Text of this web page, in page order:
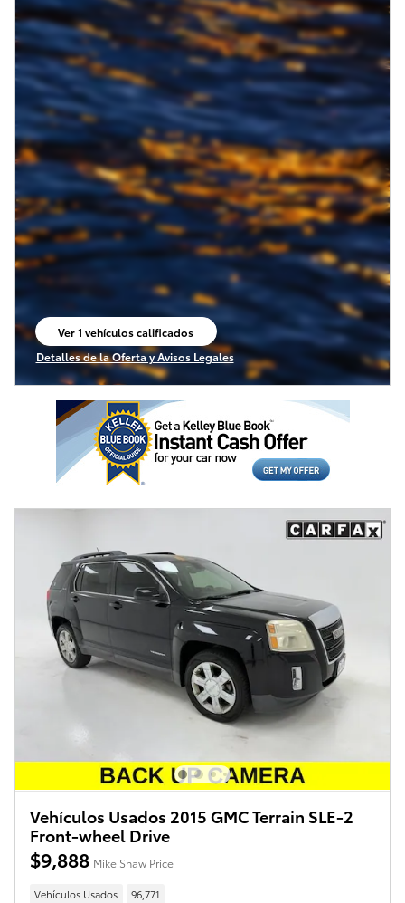
Ver 1 vehículos calificados
abrir en la misma pestaña
Detalles de la Oferta y Avisos Legales
Open Incentive Modal
Vehículos Usados 2015 GMC Terrain SLE-2
Front-wheel Drive
$9,888 Mike Shaw Price
Vehículos Usados 96,771